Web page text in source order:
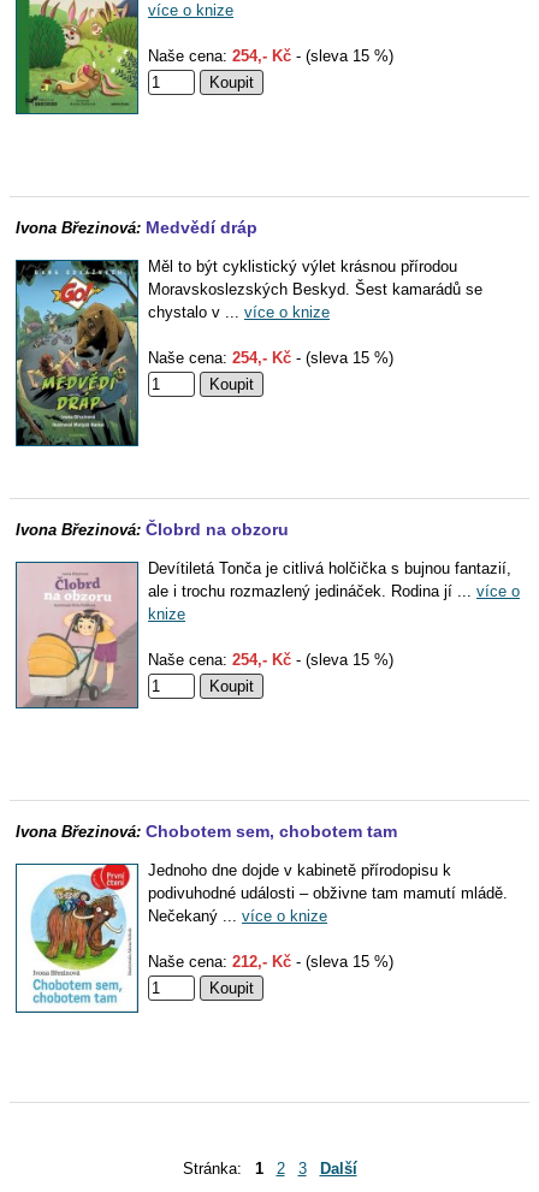
více o knize
Naše cena: 254,- Kč - (sleva 15 %)
Ivona Březinová: Medvědí dráp
Měl to být cyklistický výlet krásnou přírodou
Moravskoslezských Beskyd. Šest kamarádů se
chystalo v ... více o knize
Naše cena: 254,- Kč - (sleva 15 %)
Ivona Březinová: Člobrd na obzoru
Devítiletá Tonča je citlivá holčička s bujnou fantazií,
ale i trochu rozmazlený jedináček. Rodina jí ... více o
knize
Naše cena: 254,- Kč - (sleva 15 %)
Ivona Březinová: Chobotem sem, chobotem tam
Jednoho dne dojde v kabinetě přírodopisu k
podivuhodné události – obživne tam mamutí mládě.
Nečekaný ... více o knize
Naše cena: 212,- Kč - (sleva 15 %)
Stránka: 1 2 3 Další